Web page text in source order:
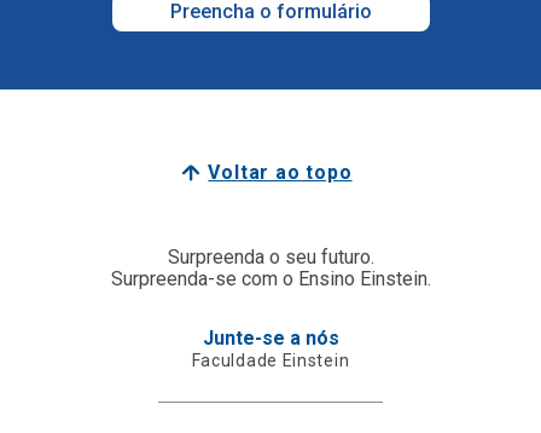
Preencha o formulário
Voltar ao topo
Surpreenda o seu futuro.
Surpreenda-se com o Ensino Einstein.
Junte-se a nós
Faculdade Einstein